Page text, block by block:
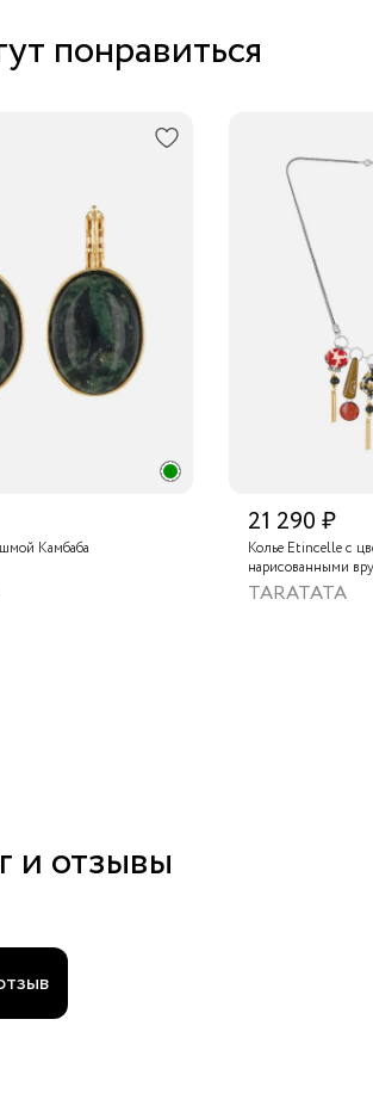
понравиться
Камбаба
21 290 ₽
Колье Etincelle с
нарисованными
слюдяным
стеклянными
TARATATA
и отзывы